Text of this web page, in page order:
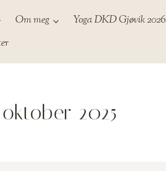
Om meg
Yoga DKD Gjøvik 2026
2025